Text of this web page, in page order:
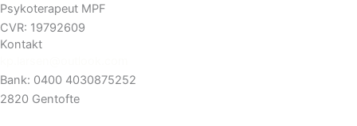
Psykoterapeut MPF
CVR: 19792609
Kontakt
Bank: 0400 4030875252
2820 Gentofte